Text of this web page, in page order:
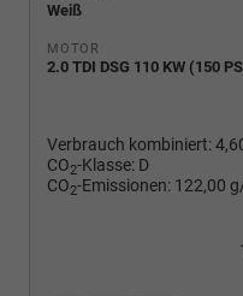
Weiß
MOTOR
2.0 TDI DSG 110 KW (150
Verbrauch kombiniert:
CO2-Klasse: D
CO2-Emissionen: 122,00